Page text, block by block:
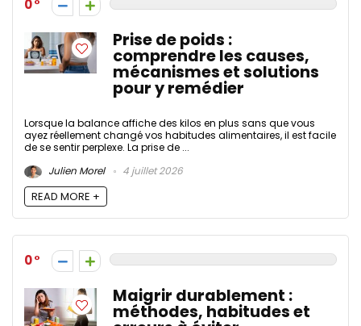
0
Prise de poids :
comprendre les causes,
mécanismes et solutions
pour y remédier
Lorsque la balance affiche des kilos en plus sans que vous
ayez réellement changé vos habitudes alimentaires, il est facile
de se sentir perplexe. La prise de ...
Julien Morel
4 juillet 2026
READ MORE +
0
Maigrir durablement :
méthodes, habitudes et